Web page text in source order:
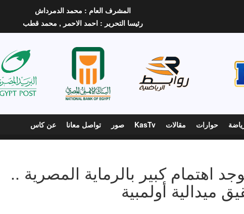
المشرف العام : محمد الدمرداش
رئيسا التحرير : احمد الاحمر , محمد قطب
حوارات مقالات KasTv صور تواصل معانا عن كاس
اهتمام كبير بالرماية المصرية ..
ميدالية أولمبية